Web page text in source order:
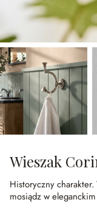
Wieszak
Historyczny charakter.
mosiądz w